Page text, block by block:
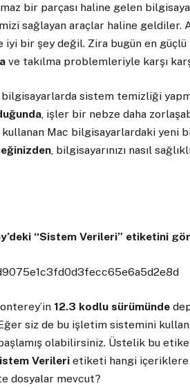
bir parçası haline gelen
sağlayan araçlar haline geldiler.
iyi bir şey değil. Zira bugün en
ve takılma problemleriyle karşı
bilgisayarlarda sistem temizliği
, işler bir nebze daha
Mac bilgisayarlardaki yeni
, bilgisayarınızı nasıl
“Sistem Verileri” etiketini
12.3 kodlu sürümünde
siz de bu işletim sistemini
olabilirsiniz. Üstelik bu
Verileri etiketi hangi içeriklere
dosyalar mevcut?